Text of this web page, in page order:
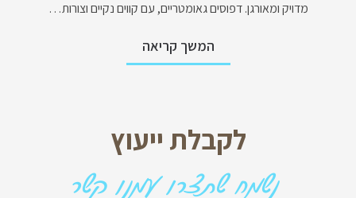
מדויק ומאורגן. דפוסים גאומטריים, עם קווים נקיים וצורות…
המשך קריאה
לקבלת ייעוץ
נשמח שתצרו עמנו קשר